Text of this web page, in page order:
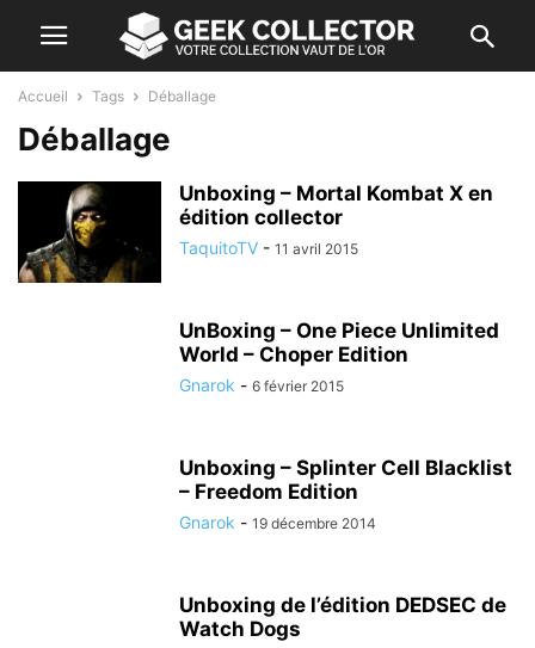
Accueil Tags Déballage
Déballage
Unboxing – Mortal Kombat X en
édition collector
TaquitoTV - 11 avril 2015
UnBoxing – One Piece Unlimited
World – Choper Edition
Gnarok - 6 février 2015
Unboxing – Splinter Cell Blacklist
– Freedom Edition
Gnarok - 19 décembre 2014
Unboxing de l’édition DEDSEC de
Watch Dogs